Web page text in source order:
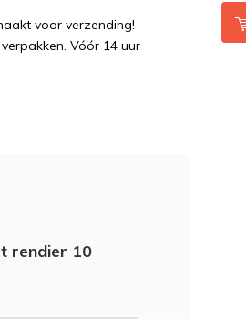
voor verzending!
Vóór 14 uur
rendier 10